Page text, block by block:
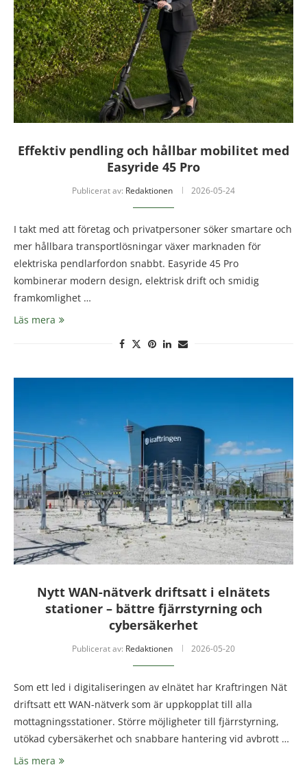
Effektiv pendling och hållbar mobilitet med
Easyride 45 Pro
Publicerat av: Redaktionen 2026-05-24
I takt med att företag och privatpersoner söker smartare och
mer hållbara transportlösningar växer marknaden för
elektriska pendlarfordon snabbt. Easyride 45 Pro
kombinerar modern design, elektrisk drift och smidig
framkomlighet …
Läs mera
Nytt WAN-nätverk driftsatt i elnätets
stationer – bättre fjärrstyrning och
cybersäkerhet
Publicerat av: Redaktionen 2026-05-20
Som ett led i digitaliseringen av elnätet har Kraftringen Nät
driftsatt ett WAN-nätverk som är uppkopplat till alla
mottagningsstationer. Större möjligheter till fjärrstyrning,
utökad cybersäkerhet och snabbare hantering vid avbrott …
Läs mera